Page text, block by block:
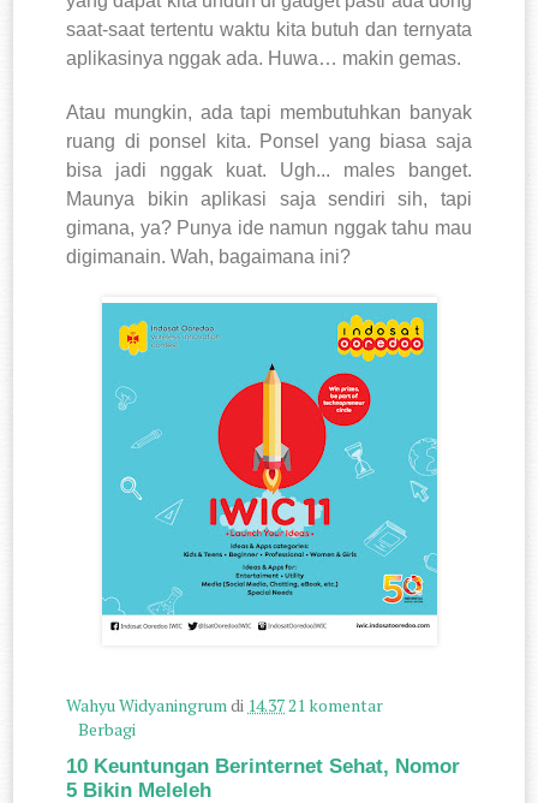
saat-saat tertentu waktu kita butuh dan ternyata
aplikasinya nggak ada. Huwa… makin gemas.
Atau mungkin, ada tapi membutuhkan banyak
ruang di ponsel kita. Ponsel yang biasa saja
bisa jadi nggak kuat. Ugh... males banget.
Maunya bikin aplikasi saja sendiri sih, tapi
gimana, ya? Punya ide namun nggak tahu mau
digimanain. Wah, bagaimana ini?
Wahyu Widyaningrumdi 14.3721 komentar
Berbagi
10 Keuntungan Berinternet Sehat, Nomor
5 Bikin Meleleh